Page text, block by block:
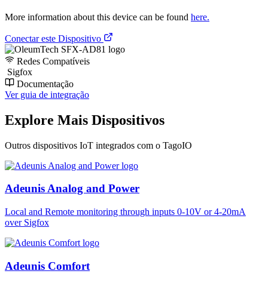
More information about this device can be found here.
Conectar este Dispositivo
Redes Compatíveis
Sigfox
Documentação
Ver guia de integração
Explore Mais Dispositivos
Outros dispositivos IoT integrados com o TagoIO
Adeunis Analog and Power
Local and Remote monitoring through inputs 0-10V or 4-20mA
over Sigfox
Adeunis Comfort